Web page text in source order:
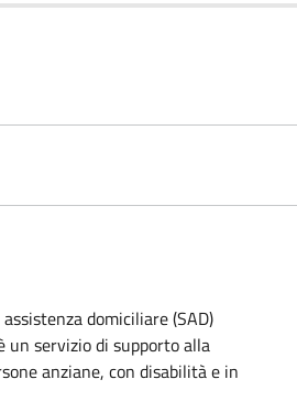
un servizio di supporto alla
anziane, con disabilità e in